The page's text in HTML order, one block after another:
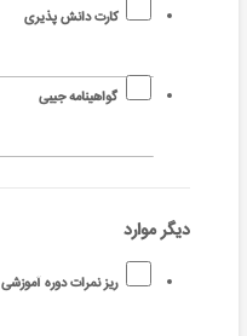
کارت دانش پذیری
گواهینامه جیبی
دیگر موارد
ریز نمرات دوره آموزشی